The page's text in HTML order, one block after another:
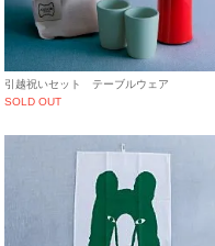
引越祝いセット テーブルウェア
SOLD OUT